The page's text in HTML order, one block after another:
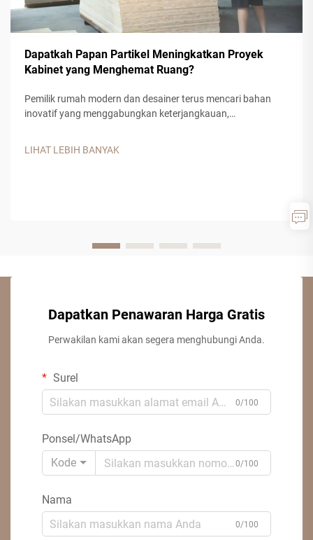
Dapatkah Papan Partikel Meningkatkan Proyek
Kabinet yang Menghemat Ruang?
Pemilik rumah modern dan desainer terus mencari bahan
inovatif yang menggabungkan keterjangkauan,
LIHAT LEBIH BANYAK
Dapatkan Penawaran Harga Gratis
Perwakilan kami akan segera menghubungi Anda.
Surel
0/100
Ponsel/WhatsApp
Kode
0/100
Nama
0/100